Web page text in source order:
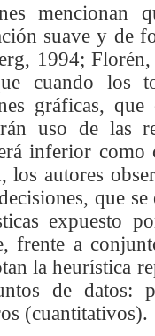
mencionan
suave y de
1994;
cuando los
gráficas,
uso de las
inferior como
los autores
que
expuesto
frente a
la heurística
de datos:
(cuantitativos).